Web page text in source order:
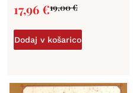
19,00€
17,96€
Dodaj v košarico